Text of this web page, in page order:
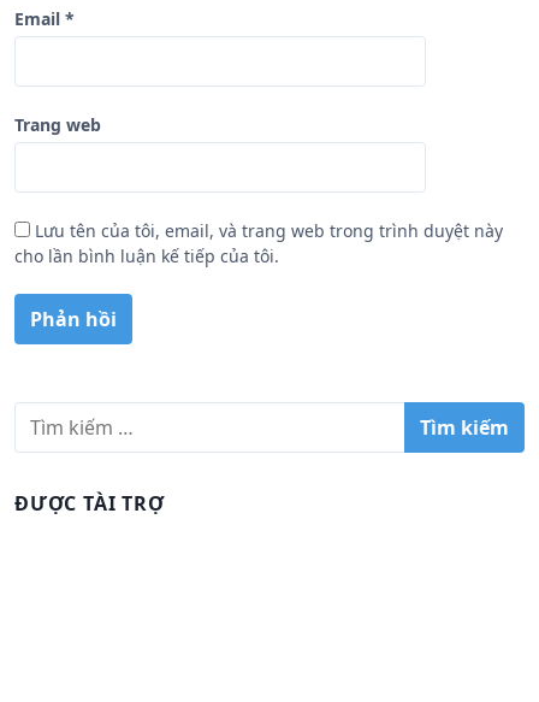
Email *
Trang web
Lưu tên của tôi, email, và trang web trong trình duyệt này
cho lần bình luận kế tiếp của tôi.
iĐƯỢC TÀI TRỢ